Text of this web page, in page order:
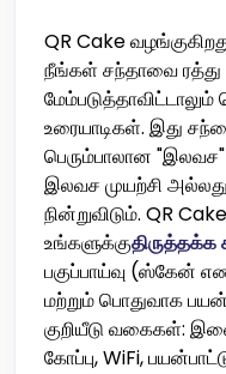
QR Cake
நீங்கள் சந்தாவை ரத்து
உரையாடிகள். இது
பெரும்பாலான "இலவச"
இலவச முயற்சி அல்லது
நின்றுவிடும். QR
உங்களுக்குதிருத்தக்க
பகுப்பாய்வு (ஸ்கேன்
மற்றும் பொதுவாக
குறியீடு வகைகள்:
கோப்பு, WiFi,